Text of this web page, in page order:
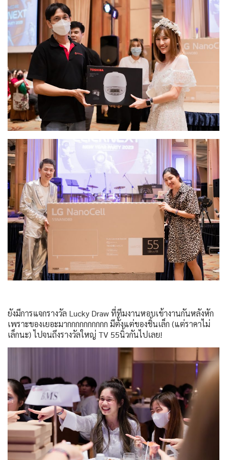
ยังมีการแจกรางวัล Lucky Draw ที่ทีมงานหอบเข้างานกันหลังหัก
เพราะของเยอะมากกกกกกกกกก มีตั้งแต่ของชิ้นเล็ก (แต่ราคาไม่
เล็กนะ) ไปจนถึงรางวัลใหญ่ TV 55นิ้วกันไปเลย!